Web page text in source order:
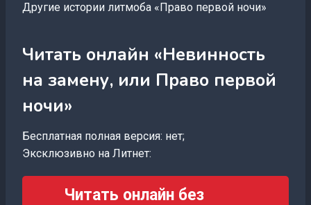
Другие истории литмоба «Право первой ночи»
Читать онлайн «Невинность
на замену, или Право первой
ночи»
Бесплатная полная версия: нет;
Эксклюзивно на Литнет:
Читать онлайн без